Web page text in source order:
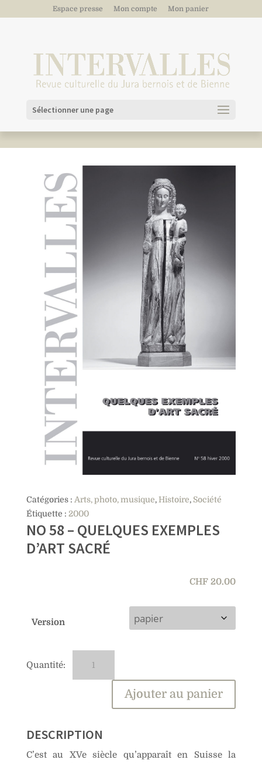
Espace presse Mon compte Mon panier
Sélectionner une page
Catégories : Arts, photo, musique,Histoire, Société
Étiquette : 2000
NO 58 – QUELQUES EXEMPLES
D’ART SACRÉ
CHF 20.00
Version
exemples
d’art
Ajouter au panier
e
t
DESCRIPTION
C’est au XVe siècle qu’apparaît en Suisse la